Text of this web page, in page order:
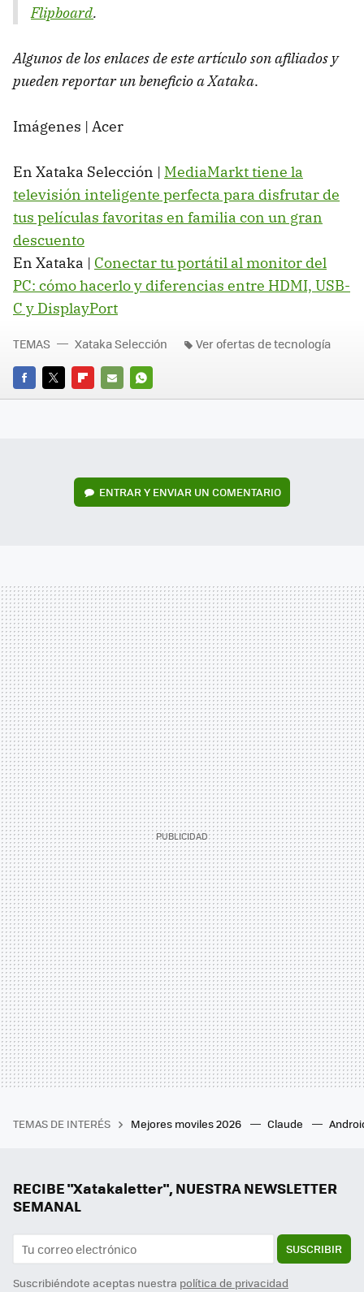
Flipboard.
Algunos de los enlaces de este artículo son afiliados y
pueden reportar un beneficio a Xataka.
Imágenes | Acer
En Xataka Selección | MediaMarkt tiene la
televisión inteligente perfecta para disfrutar de
tus películas favoritas en familia con un gran
descuento
En Xataka | Conectar tu portátil al monitor del
PC: cómo hacerlo y diferencias entre HDMI, USB-
C y DisplayPort
FACEBOOK
TWITTERFLIPBOARD
E-
WHATSAPP
TEMAS Xataka Selección Ver ofertas de tecnología
ENTRAR Y ENVIAR UN COMENTARIO
TEMAS DE INTERÉS Mejores moviles 2026 Claude
RECIBE "Xatakaletter", NUESTRA NEWSLETTER
SEMANAL
SUSCRIBIR
Suscribiéndote aceptas nuestra política de privacidad